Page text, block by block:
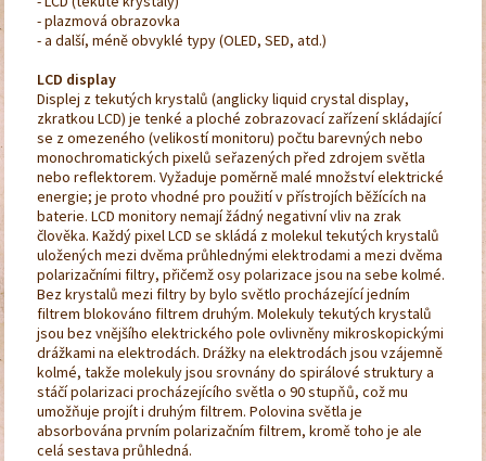
- plazmová obrazovka
- a další, méně obvyklé typy (OLED, SED, atd.)
LCD display
Displej z tekutých krystalů (anglicky liquid crystal display,
zkratkou LCD) je tenké a ploché zobrazovací zařízení skládající
se z omezeného (velikostí monitoru) počtu barevných nebo
monochromatických pixelů seřazených před zdrojem světla
nebo reflektorem. Vyžaduje poměrně malé množství elektrické
energie; je proto vhodné pro použití v přístrojích běžících na
baterie. LCD monitory nemají žádný negativní vliv na zrak
člověka. Každý pixel LCD se skládá z molekul tekutých krystalů
uložených mezi dvěma průhlednými elektrodami a mezi dvěma
polarizačními filtry, přičemž osy polarizace jsou na sebe kolmé.
Bez krystalů mezi filtry by bylo světlo procházející jedním
filtrem blokováno filtrem druhým. Molekuly tekutých krystalů
jsou bez vnějšího elektrického pole ovlivněny mikroskopickými
drážkami na elektrodách. Drážky na elektrodách jsou vzájemně
kolmé, takže molekuly jsou srovnány do spirálové struktury a
stáčí polarizaci procházejícího světla o 90 stupňů, což mu
umožňuje projít i druhým filtrem. Polovina světla je
absorbována prvním polarizačním filtrem, kromě toho je ale
celá sestava průhledná.